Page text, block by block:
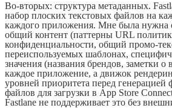
Во-вторых: структура метаданных.
набор плоских текстовых файлов на
каждого приложения. Мне была нужна
общий контент (паттерны URL
конфиденциальности, общий промо-
переиспользуемых шаблонах,
значения (названия брендов, заметки
каждое приложение, а движок
уровней приоритета перед
файлов для загрузки в App Store
Fastlane не поддерживает это без